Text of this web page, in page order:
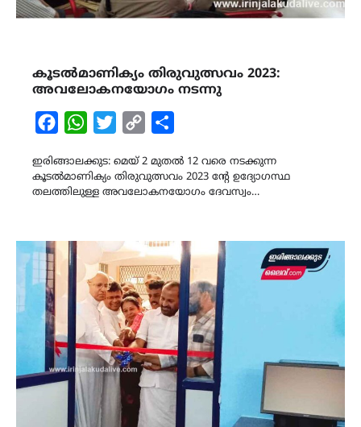
കൂടൽമാണിക്യം തിരുവുത്സവം 2023:
അവലോകനയോഗം നടന്നു
FacebookWhatsAppTwitterCopy
ഇരിങ്ങാലക്കുട: മെയ് 2 മുതൽ 12 വരെ നടക്കുന്ന
കൂടൽമാണിക്യം തിരുവുത്സവം 2023 ൻ്റേ ഉദ്യോഗസ്ഥ
തലത്തിലുള്ള അവലോകനയോഗം ദേവസ്വം…